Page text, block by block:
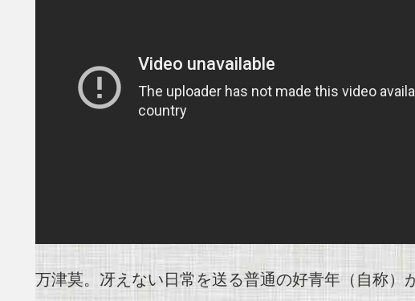
万津莫。冴えない日常を送る普通の好青年（自称）